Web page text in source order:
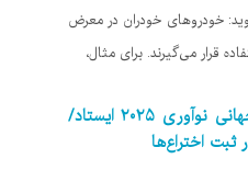
خودروهای خودران در معرض
قرار می‌گیرند. برای مثال،
ایران در رتبه ۷۰ شاخص جهانی نوآوری ۲۰۲۵ ایستاد/